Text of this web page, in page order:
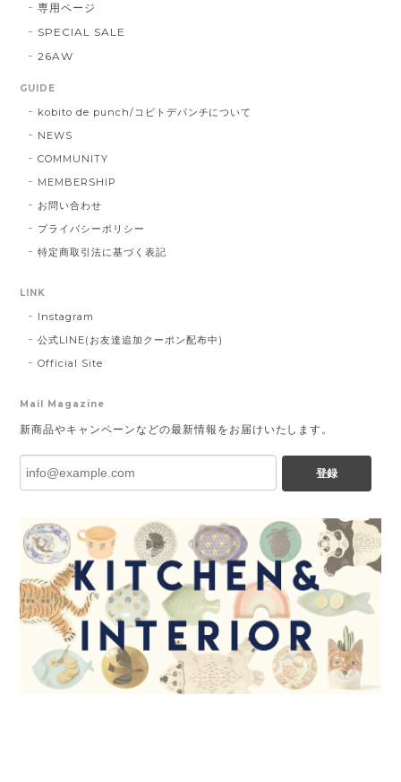
専用ページ
SPECIAL SALE
26AW
GUIDE
kobito de punch/コビトデパンチについて
NEWS
COMMUNITY
MEMBERSHIP
お問い合わせ
プライバシーポリシー
特定商取引法に基づく表記
LINK
Instagram
公式LINE(お友達追加クーポン配布中)
Official Site
Mail Magazine
新商品やキャンペーンなどの最新情報をお届けいたします。
登録